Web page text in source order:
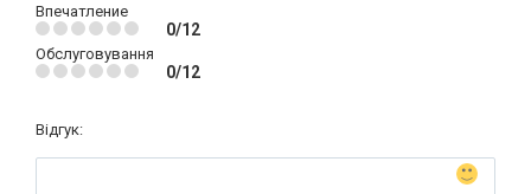
Впечатление
0/12
Обслуговування
0/12
Відгук: